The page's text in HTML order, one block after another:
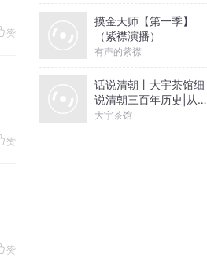
赞
赞
赞
摸金天师【第一季】
（紫襟演播）
有声的紫襟
话说清朝丨大宇茶馆细
说清朝三百年历史|从努
尔哈赤到末代皇帝溥仪|
大宇茶馆